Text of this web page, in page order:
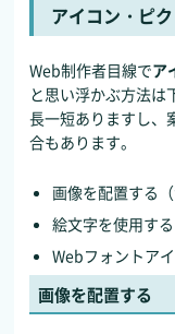
アイコン・ピ
Web制作者目線でア
と思い浮かぶ方法は
長一短ありますし、
合もあります。
画像を配置する（
絵文字を使用する
Webフォントア
画像を配置する